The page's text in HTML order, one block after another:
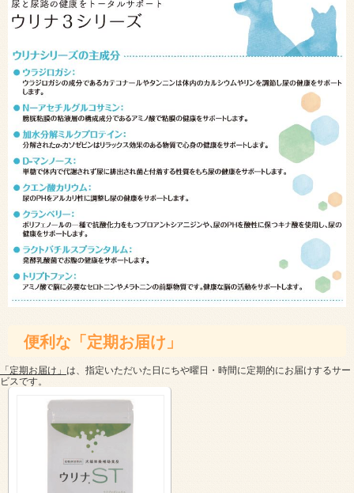
便利な「定期お届け」
「定期お届け」 は、指定いただいた日にちや曜日・時間に定期的にお届けするサー
ビスです。